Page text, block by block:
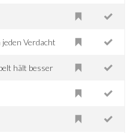
Verdacht
hält besser